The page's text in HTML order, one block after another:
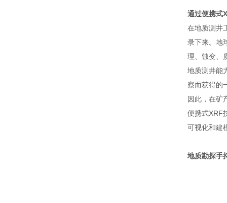
通过便携式
在地质测井
录下来。地
理、蚀变、
地质测井能
察而获得的
因此，在矿
便携式XRF
可视化和建
地质勘探手